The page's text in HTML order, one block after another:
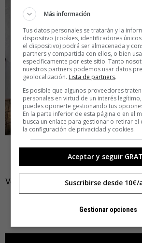
5.Próximo
Ve buscando nave espacial que lo de
quedarse a vivir allí una temporadita
cerca. De hecho, ya hay varios
Más información
Tus datos personales se tratarán y la
dispositivo (cookies, identificadores
el dispositivo) podrá ser almacenada y
partners y compartida con ellos, o bien
específicamente por este sitio. Tanto
nuestros partners podemos usar datos
geolocalización. Lista de partners.
Es posible que algunos proveedores
personales en virtud de un interés
puedes oponerte gestionando tus
En la parte inferior de esta página o en el
busca un enlace para gestionar o retirar el
la configuración de privacidad y cookies.
Aceptar y seguir
Suscribirse desde 10€/
Gestionar opciones